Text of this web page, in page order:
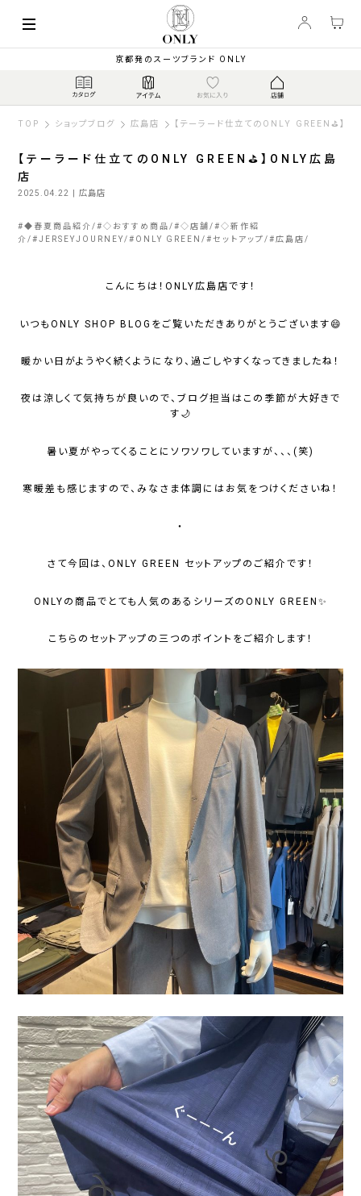
京都発のスーツブランド ONLY
TOP ショップブログ 広島店 【テーラード仕立てのONLY GREEN⛳】
【テーラード仕立てのONLY GREEN⛳】ONLY広島
店
2025.04.22 | 広島店
#◆春夏商品紹介 #◇おすすめ商品 #◇店舗 #◇新作紹
介 #JERSEYJOURNEY # ONLY GREEN #セットアップ #広島店
こんにちは！ONLY広島店です！
いつもONLY SHOP BLOGをご覧いただきありがとうございます😄
暖かい日がようやく続くようになり、過ごしやすくなってきましたね！
夜は涼しくて気持ちが良いので、ブログ担当はこの季節が大好きで
す🌙
暑い夏がやってくることにソワソワしていますが、、、(笑)
寒暖差も感じますので、みなさま体調にはお気をつけくださいね！
・
さて今回は、ONLY GREEN セットアップのご紹介です！
ONLYの商品でとても人気のあるシリーズのONLY GREEN✨
こちらのセットアップの三つのポイントをご紹介します！